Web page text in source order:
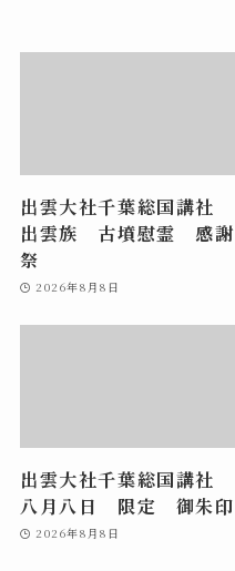
出雲大社千葉総国講社
出雲族 古墳慰霊 感謝
祭
2026年8月8日
出雲大社千葉総国講社
八月八日 限定 御朱印
2026年8月8日